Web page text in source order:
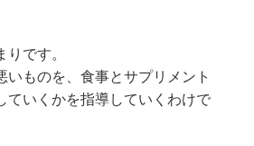
りです。
いものを、食事とサプリメント
ていくかを指導していくわけで